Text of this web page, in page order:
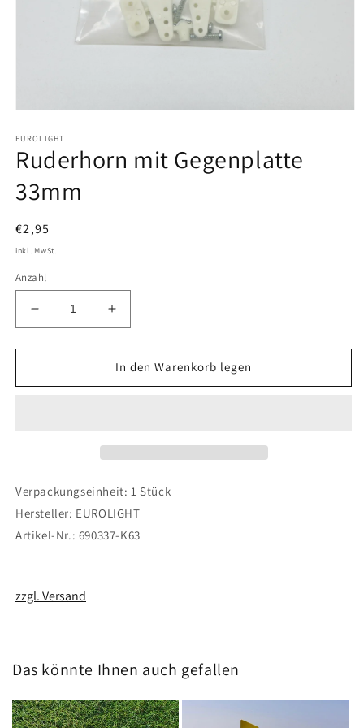
in
Modal
öffnen
EUROLIGHT
Ruderhorn mit Gegenplatte
33mm
Normaler
Preis
€2,95
inkl. MwSt.
Anzahl
Verringere
die
Menge
Ruderhorn
Erhöhe
die
Menge
für
Ruderhorn
In den Warenkorb legen
Verpackungseinheit: 1 Stück
Hersteller: EUROLIGHT
Artikel-Nr.: 690337-K63
zzgl. Versand
Das könnte Ihnen auch gefallen